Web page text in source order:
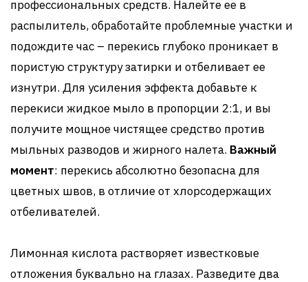
профессиональных средств. Налейте ее в
распылитель, обработайте проблемные участки и
подождите час – перекись глубоко проникает в
пористую структуру затирки и отбеливает ее
изнутри. Для усиления эффекта добавьте к
перекиси жидкое мыло в пропорции 2:1, и вы
получите мощное чистящее средство против
мыльных разводов и жирного налета. Важный
момент: перекись абсолютно безопасна для
цветных швов, в отличие от хлорсодержащих
отбеливателей.
Лимонная кислота растворяет известковые
отложения буквально на глазах. Разведите два